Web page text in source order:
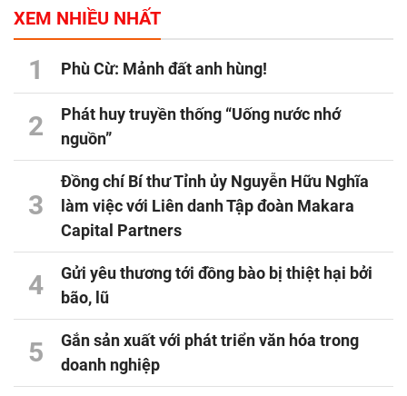
XEM NHIỀU NHẤT
1 Phù Cừ: Mảnh đất anh hùng!
2
Phát huy truyền thống “Uống nước nhớ
nguồn”
3
Đồng chí Bí thư Tỉnh ủy Nguyễn Hữu Nghĩa
làm việc với Liên danh Tập đoàn Makara
Capital Partners
4
Gửi yêu thương tới đồng bào bị thiệt hại bởi
bão, lũ
5
Gắn sản xuất với phát triển văn hóa trong
doanh nghiệp